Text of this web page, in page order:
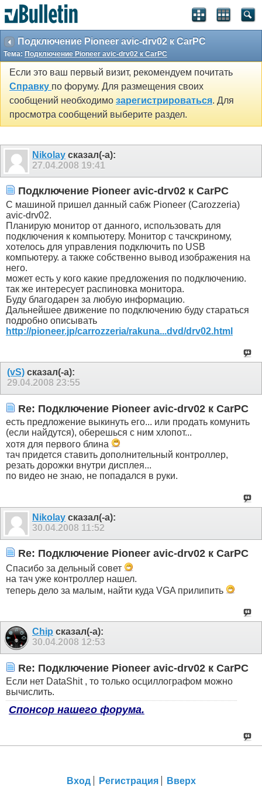
Подключение Pioneer avic-drv02 к CarPC
Тема: Подключение Pioneer avic-drv02 к CarPC
Если это ваш первый визит, рекомендуем почитать
Справку по форуму. Для размещения своих
сообщений необходимо зарегистрироваться. Для
просмотра сообщений выберите раздел.
Nikolay сказал(-а):
27.04.2008 19:41
Подключение Pioneer avic-drv02 к CarPC
С машиной пришел данный сабж Pioneer (Carozzeria)
avic-drv02.
Планирую монитор от данного, использовать для
подключения к компьютеру. Монитор с тачскриному,
хотелось для управления подключить по USB
компьютеру. а также собственно вывод изображения на
него.
может есть у кого какие предложения по подключению.
так же интересует распиновка монитора.
Буду благодарен за любую информацию.
Дальнейшее движение по подключению буду стараться
подробно описывать
http://pioneer.jp/carrozzeria/rakuna...dvd/drv02.html
(vS) сказал(-а):
29.04.2008 23:55
Re: Подключение Pioneer avic-drv02 к CarPC
есть предложение выкинуть его... или продать комунить
(если найдутся), оберешься с ним хлопот...
хотя для первого блина
тач придется ставить дополнительный контроллер,
резать дорожки внутри дисплея...
по видео не знаю, не попадался в руки.
Nikolay сказал(-а):
30.04.2008 11:52
Re: Подключение Pioneer avic-drv02 к CarPC
Спасибо за дельный совет
на тач уже контроллер нашел.
теперь дело за малым, найти куда VGA прилипить
Chip сказал(-а):
30.04.2008 12:53
Re: Подключение Pioneer avic-drv02 к CarPC
Если нет DataShit , то только осциллографом можно
вычислить.
Спонсор нашего форума.
Вход Регистрация Вверх